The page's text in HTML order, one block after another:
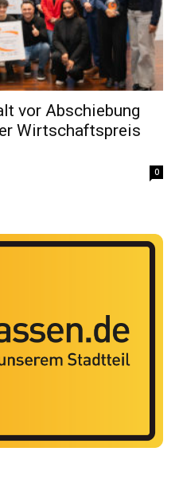
vor Abschiebung
Wirtschaftspreis
0